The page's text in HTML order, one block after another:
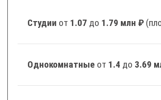
Студии от 1.07 до 1.79 млн ₽
Однокомнатные от 1.4 до 3.69